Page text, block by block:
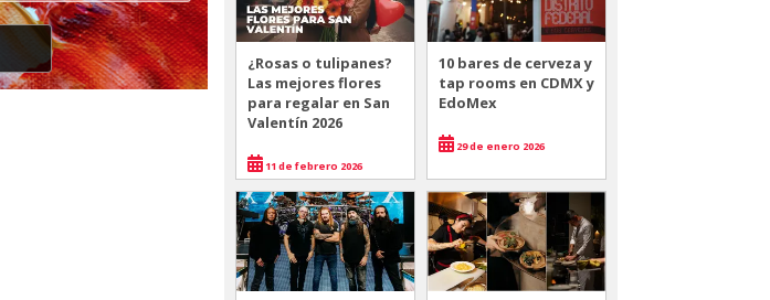
¿Rosas o tulipanes?
Las mejores flores
para regalar en San
Valentín 2026
11 de febrero 2026
10 bares de cerveza y
tap rooms en CDMX y
EdoMex
29 de enero 2026